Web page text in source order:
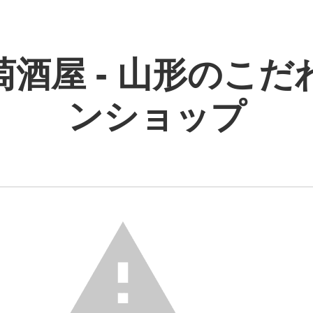
酒屋 - 山形のこだ
ンショップ